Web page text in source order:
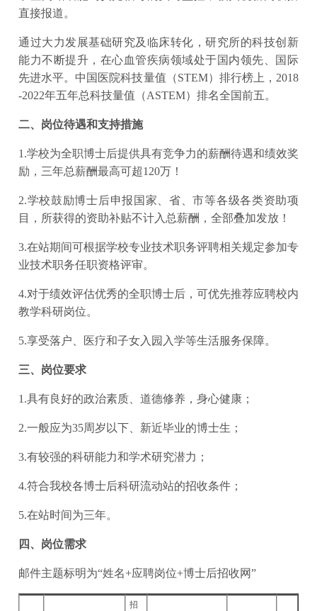
直接报道。
通过大力发展基础研究及临床转化，研究所的科技创新
能力不断提升，在心血管疾病领域处于国内领先、国际
先进水平。中国医院科技量值（STEM）排行榜上，2018
-2022年五年总科技量值（ASTEM）排名全国前五。
二、岗位待遇和支持措施
1.学校为全职博士后提供具有竞争力的薪酬待遇和绩效奖
励，三年总薪酬最高可超120万！
2.学校鼓励博士后申报国家、省、市等各级各类资助项
目，所获得的资助补贴不计入总薪酬，全部叠加发放！
3.在站期间可根据学校专业技术职务评聘相关规定参加专
业技术职务任职资格评审。
4.对于绩效评估优秀的全职博士后，可优先推荐应聘校内
教学科研岗位。
5.享受落户、医疗和子女入园入学等生活服务保障。
三、岗位要求
1.具有良好的政治素质、道德修养，身心健康；
2.一般应为35周岁以下、新近毕业的博士生；
3.有较强的科研能力和学术研究潜力；
4.符合我校各博士后科研流动站的招收条件；
5.在站时间为三年。
四、岗位需求
邮件主题标明为“姓名+应聘岗位+博士后招收网”
招